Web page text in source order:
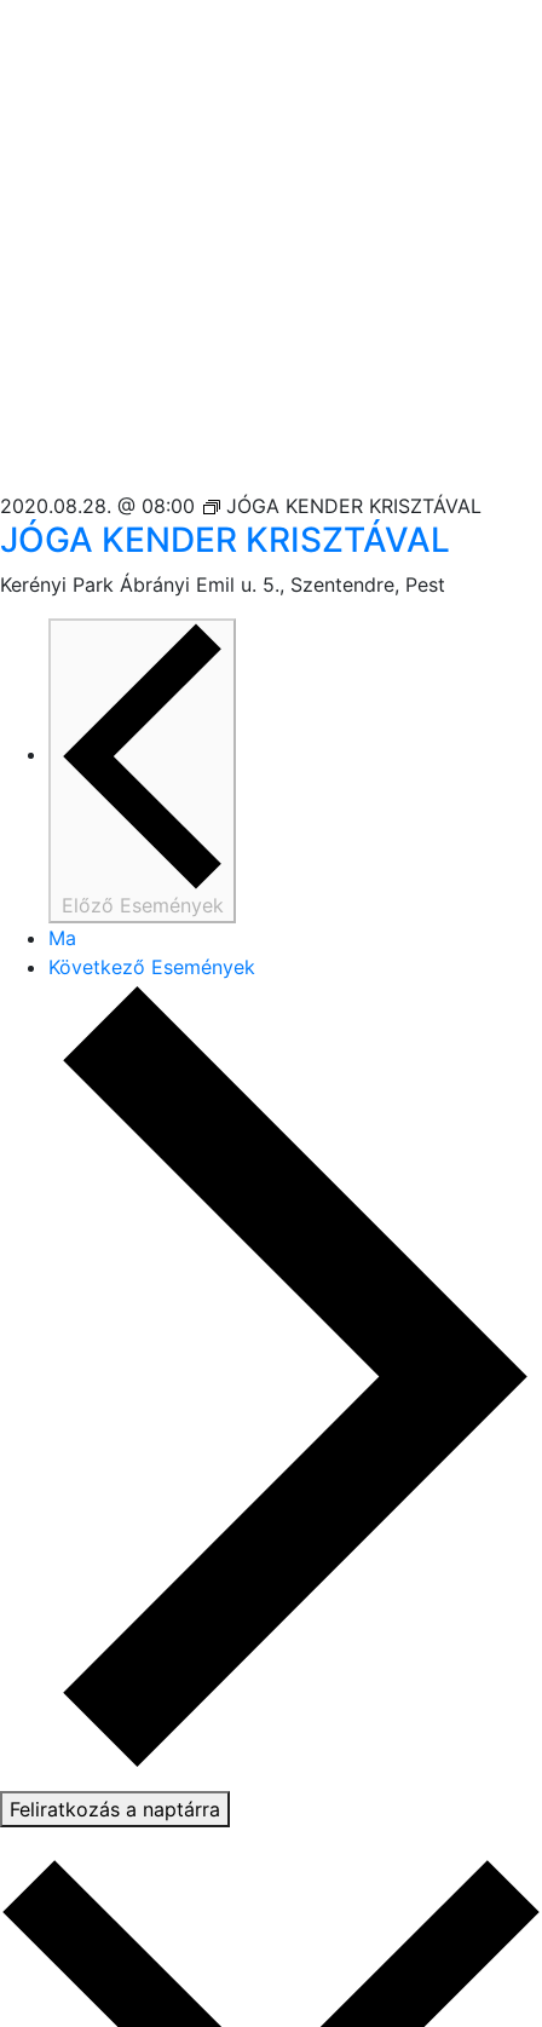
2020.08.28. @ 08:00 JÓGA KENDER KRISZTÁVAL
JÓGA KENDER KRISZTÁVAL
Kerényi Park Ábrányi Emil u. 5., Szentendre, Pest
Előző Események
Ma
Következő Események
Feliratkozás a naptárra